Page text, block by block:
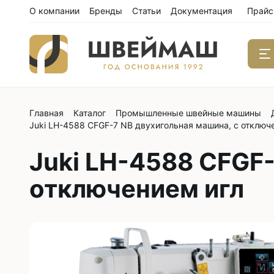
О компании Бренды Статьи Документация Прайс
С
С
С
С
Главная Каталог Промышленные швейные машины
Juki LH-4588 CFGF-7 NB двухигольная машина, с
Juki LH-4588
отключением игл